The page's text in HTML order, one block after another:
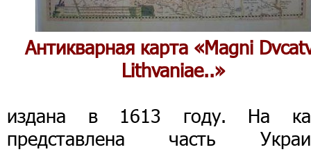
Антикварная карта «Magni
Lithvaniae..»
издана в 1613 году. На
представлена часть